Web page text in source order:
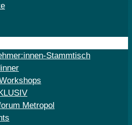
Stammtisch
Metropol